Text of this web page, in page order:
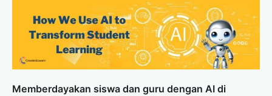
Memberdayakan siswa dan guru dengan AI di